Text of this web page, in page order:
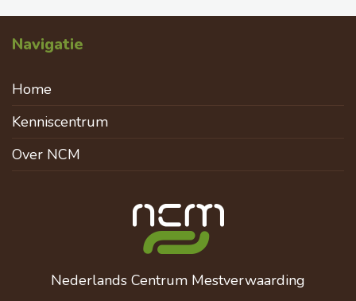
Navigatie
Home
Kenniscentrum
Over NCM
Nederlands Centrum Mestverwaarding